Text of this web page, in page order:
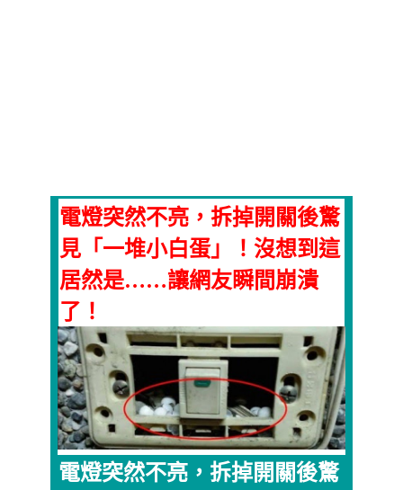
電燈突然不亮，拆掉開關後驚
見「一堆小白蛋」！沒想到這
居然是……讓網友瞬間崩潰
了！
電燈突然不亮，拆掉開關後驚